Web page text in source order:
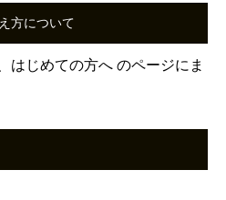
方について
はじめての方へ のページにま